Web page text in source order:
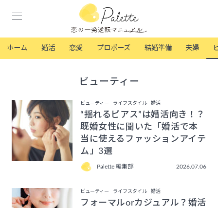
ホーム 婚活 恋愛 プロポーズ 結婚準備 夫婦
ビューティー
ビューティー ライフスタイル 婚活
“揺れるピアス”は婚活向き！？
既婚女性に聞いた「婚活で本
当に使えるファッションアイテ
ム」3選
Palette 編集部 2026.07.06
ビューティー ライフスタイル 婚活
フォーマルorカジュアル？婚活